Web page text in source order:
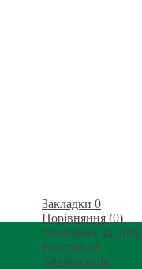
Закладки 0
Порівняння (0)
Особовий кабінет
Реєстрація
Авторизація